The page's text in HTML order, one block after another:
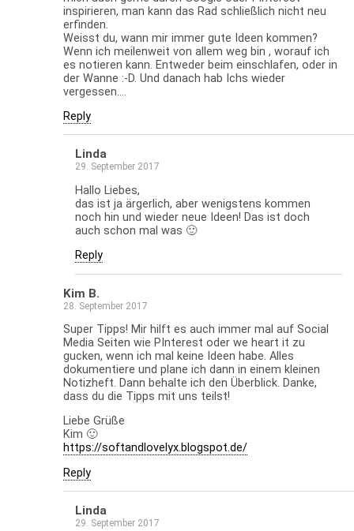
inspirieren, man kann das Rad schließlich nicht neu
erfinden.
Weisst du, wann mir immer gute Ideen kommen?
Wenn ich meilenweit von allem weg bin , worauf ich
es notieren kann. Entweder beim einschlafen, oder in
der Wanne :-D. Und danach hab Ichs wieder
vergessen….
Reply
Linda
29. September 2017
Hallo Liebes,
das ist ja ärgerlich, aber wenigstens kommen
noch hin und wieder neue Ideen! Das ist doch
auch schon mal was 🙂
Reply
Kim B.
28. September 2017
Super Tipps! Mir hilft es auch immer mal auf Social
Media Seiten wie PInterest oder we heart it zu
gucken, wenn ich mal keine Ideen habe. Alles
dokumentiere und plane ich dann in einem kleinen
Notizheft. Dann behalte ich den Überblick. Danke,
dass du die Tipps mit uns teilst!
Liebe Grüße
Kim 🙂
https://softandlovelyx.blogspot.de/
Reply
Linda
29. September 2017